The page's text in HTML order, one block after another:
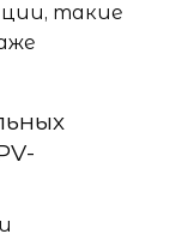
такие